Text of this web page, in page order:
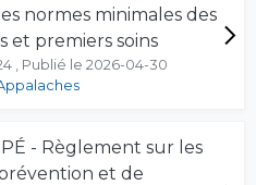
normes minimales des
et premiers soins
, Publié le 2026-04-30
- Règlement sur les
et de